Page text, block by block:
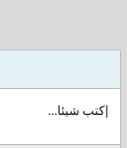
إكتب شيئا...